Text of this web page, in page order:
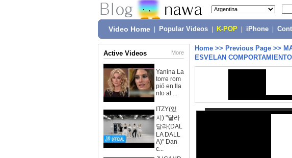
Video Home Popular Videos K-POP iPhone
Active Videos More
Yanina La
torre rom
pió en lla
nto al ...
ITZY(있
지) "달라
달라(DAL
LA DALL
A)" Dan
c...
Home >> Previous Page >>
ESVELAN